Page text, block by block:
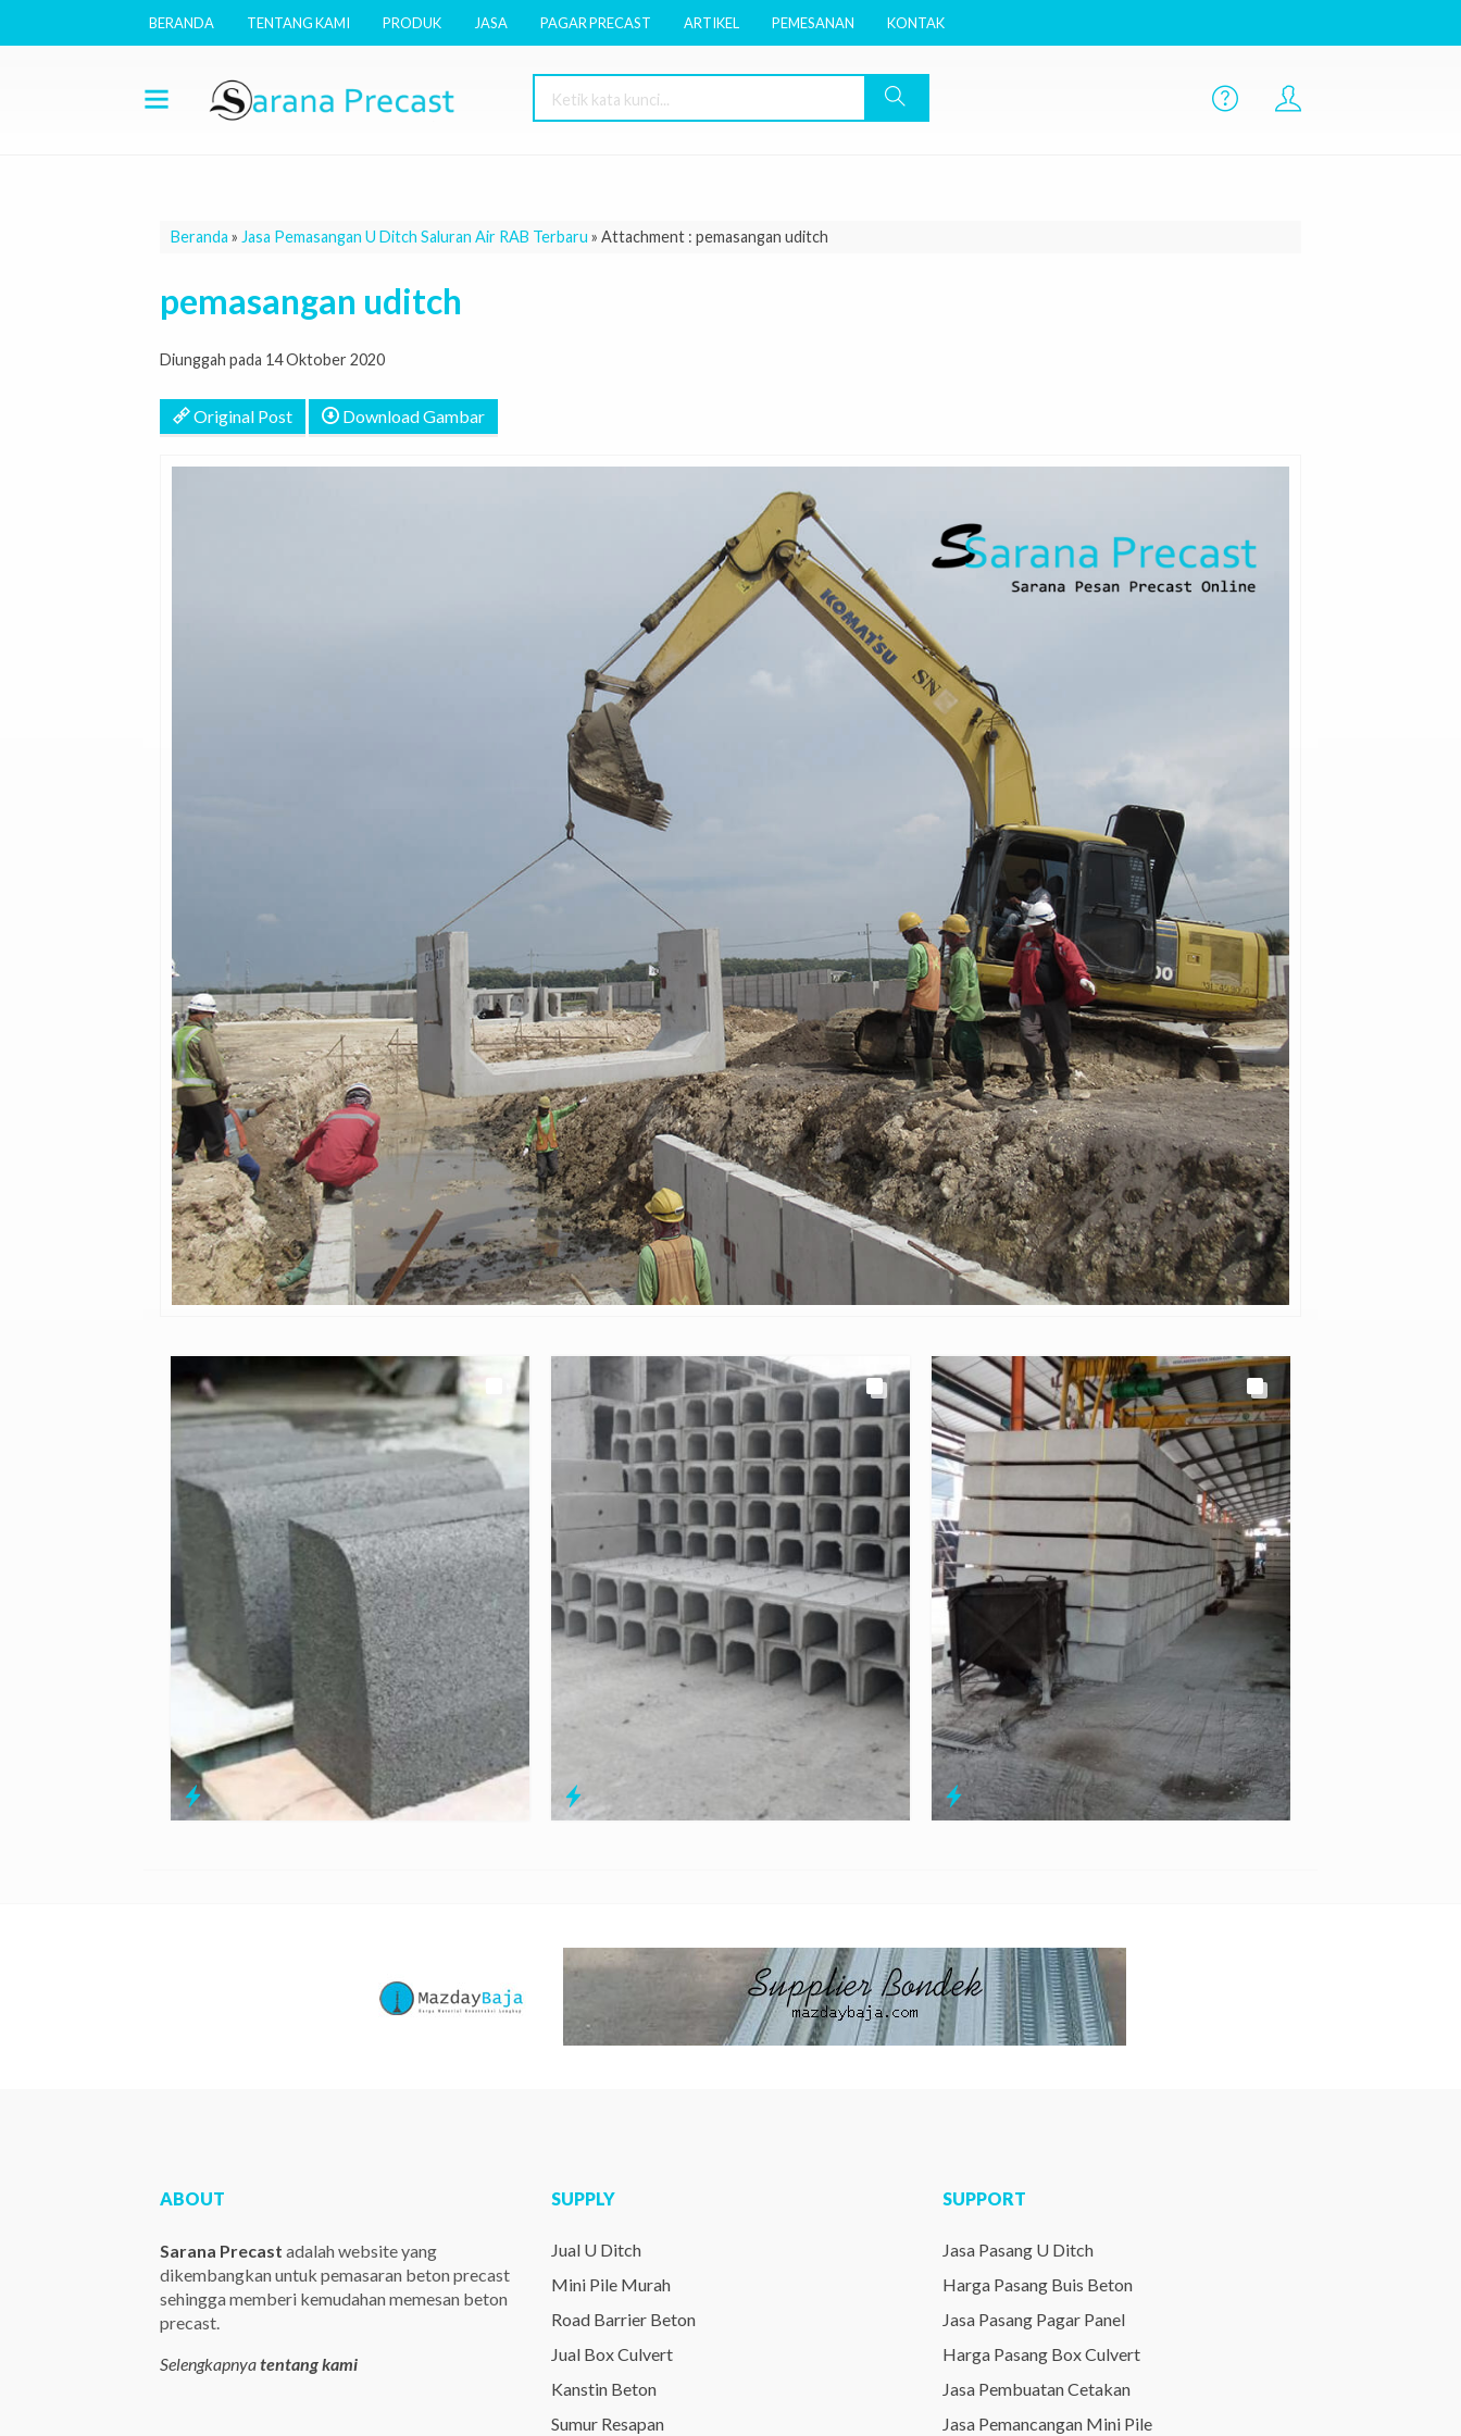
BERANDA TENTANG KAMI PRODUK JASA PAGAR PRECAST ARTIKEL PEMESANAN KONTAK
Beranda » Jasa Pemasangan U Ditch Saluran Air RAB Terbaru » Attachment : pemasangan uditch
pemasangan uditch
Diunggah pada 14 Oktober 2020
Original Post Download Gambar
ABOUT
Sarana Precast adalah website yang
dikembangkan untuk pemasaran beton precast
sehingga memberi kemudahan memesan beton
precast.
Selengkapnyatentang kami
SUPPLY
Jual U Ditch
Mini Pile Murah
Road Barrier Beton
Jual Box Culvert
Kanstin Beton
Sumur Resapan
SUPPORT
Jasa Pasang U Ditch
Harga Pasang Buis Beton
Jasa Pasang Pagar Panel
Harga Pasang Box Culvert
Jasa Pembuatan Cetakan
Jasa Pemancangan Mini Pile